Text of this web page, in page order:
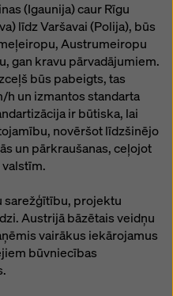
(Igaunija) caur Rīgu
līdz Varšavai (Polija), būs
Austrumeiropu
gan kravu pārvadājumiem.
būs pabeigts, tas
h un izmantos standarta
ir būtiska, lai
novēršot līdzšinējo
un pārkraušanas, ceļojot
sarežģītību, projektu
Austrijā bāzētais veidņu
vairākus iekārojamus
būvniecības